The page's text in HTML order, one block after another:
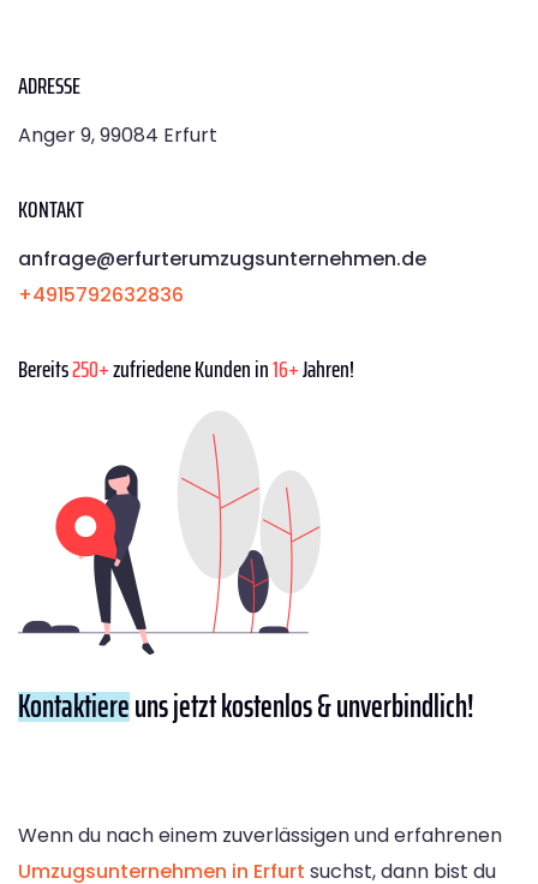
ADRESSE
Anger 9, 99084 Erfurt
KONTAKT
anfrage@erfurterumzugsunternehmen.de
+4915792632836
Bereits250+zufriedene Kunden in16+Jahren!
Kontaktiereuns jetzt kostenlos & unverbindlich!
Wenn du nach einem zuverlässigen und erfahrenen
Umzugsunternehmen in Erfurt suchst, dann bist du